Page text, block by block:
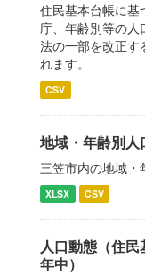
住民基本台帳に基
庁、年齢別等の人
法の一部を改正す
れます。
CSV
地域・年齢別人
三笠市内の地域・
XLSX CSV
人口動態（住
年中）